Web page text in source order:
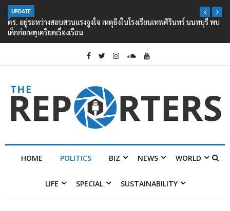
UPDATE
ตร. อยู่ระหว่างสอบสวนแรงจูงใจ เหตุยิงในโรงเรียนเทพศิรินทร์ นนทบุรี พบ
เด็กก่อเหตุเครียดเรื่องเรียน
HOME POLITICS BIZ NEWS WORLD
LIFE SPECIAL SUSTAINABILITY